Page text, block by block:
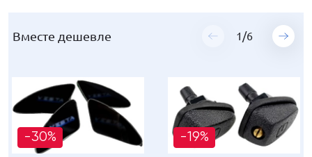
Вместе дешевле 1 /6
-30% -19%
Вместе дешевле 1 /6
-30% -19%
Вместе дешевле 1 /6
-30% -19%
Вместе дешевле 1 /6
-30% -9%
Вместе дешевле 1 /6
-30% -19%
Вместе дешевле 1 /6
-30% -19%